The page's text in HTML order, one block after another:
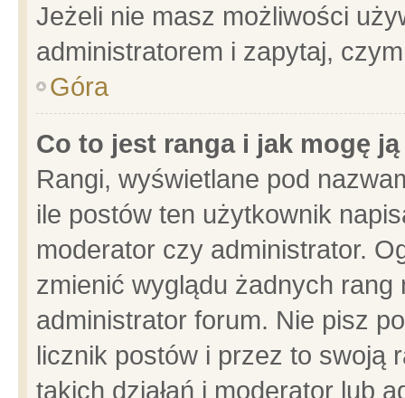
Jeżeli nie masz możliwości
administratorem i zapytaj,
Góra
Co to jest ranga i jak mogę
Rangi, wyświetlane pod
ile postów ten użytkownik
moderator czy administrator.
zmienić wyglądu żadnych
administrator forum. Nie pisz
licznik postów i przez to swoją
takich działań i moderator lub